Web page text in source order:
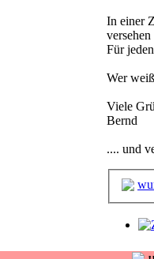
In einer
Für
Wer
Viele
Bernd
.... und